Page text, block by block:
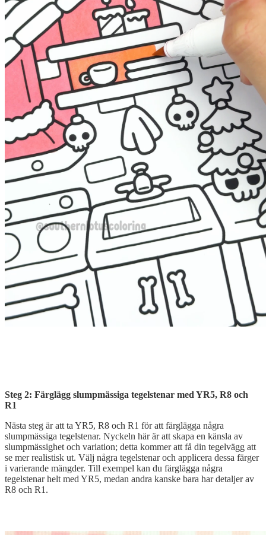
Steg 2: Färglägg slumpmässiga tegelstenar med YR5, R8 och
R1
Nästa steg är att ta YR5, R8 och R1 för att färglägga några
slumpmässiga tegelstenar. Nyckeln här är att skapa en känsla av
slumpmässighet och variation; detta kommer att få din tegelvägg att
se mer realistisk ut. Välj några tegelstenar och applicera dessa färger
i varierande mängder. Till exempel kan du färglägga några
tegelstenar helt med YR5, medan andra kanske bara har detaljer av
R8 och R1.